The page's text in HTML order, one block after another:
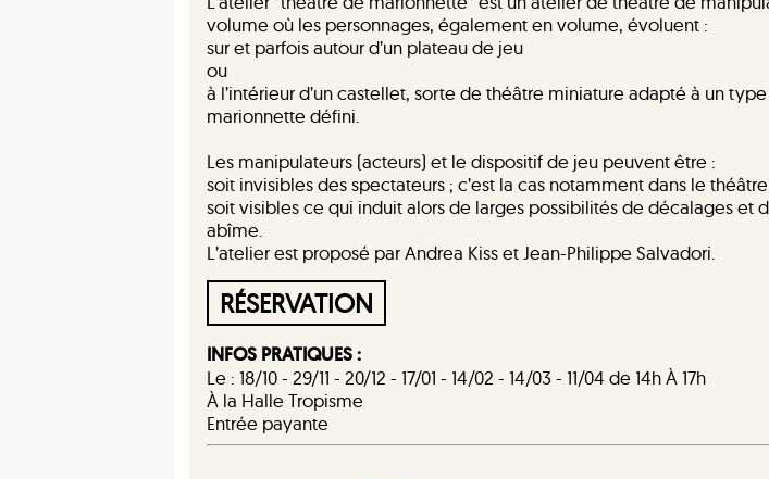
volume où les personnages, également en volume, évoluent :
sur et parfois autour d’un plateau de jeu
ou
à l’intérieur d’un castellet, sorte de théâtre miniature adapté à un
marionnette défini.
Les manipulateurs (acteurs) et le dispositif de jeu peuvent être :
soit invisibles des spectateurs ; c’est la cas notamment dans le
soit visibles ce qui induit alors de larges possibilités de décalages et
abîme.
L’atelier est proposé par Andrea Kiss et Jean-Philippe Salvadori.
RÉSERVATION
INFOS PRATIQUES :
Le : 18/10 - 29/11 - 20/12 - 17/01 - 14/02 - 14/03 - 11/04 de 14h À 17h
À la Halle Tropisme
Entrée payante